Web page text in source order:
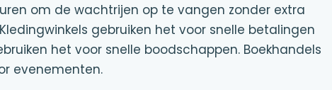
om de wachtrijen op te vangen zonder extra
gebruiken het voor snelle betalingen
het voor snelle boodschappen. Boekhandels
evenementen.